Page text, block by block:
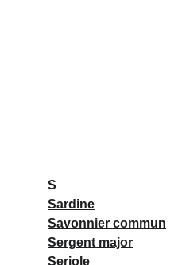
S
Sardine
Savonnier commun
Sergent major
Seriole